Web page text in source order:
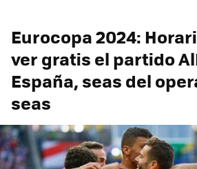
Eurocopa 2024:
ver gratis el partido
España, seas del
seas